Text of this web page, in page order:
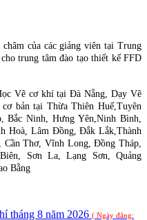
của các giảng viên tại Trung
trung tâm đào tạo thiết kế FFD
Vẽ cơ khí tại Đà Nẵng, Dạy Vẽ
bản tại Thừa Thiên Huế,Tuyên
Bắc Ninh, Hưng Yên,Ninh Bình,
Hoà, Lâm Đồng, Đắk Lắk,Thành
Thơ, Vĩnh Long, Đồng Tháp,
Sơn La, Lạng Sơn, Quảng
Bằng
tháng 8 năm 2026 ( Ngày đăng: